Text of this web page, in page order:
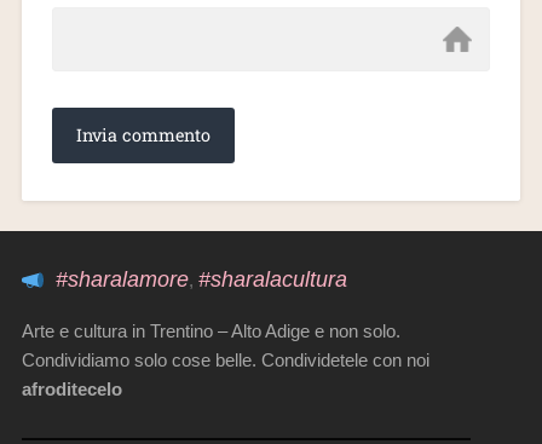
#sharalamore, #sharalacultura
Arte e cultura in Trentino – Alto Adige e non solo.
Condividiamo solo cose belle. Condividetele con noi
afroditecelo